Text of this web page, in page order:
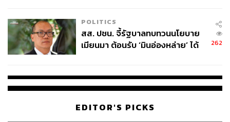
POLITICS
สส. ปชน. จี้รัฐบาลทบทวนนโยบาย
เมียนมา ต้อนรับ ‘มินอ่องหล่าย’ ได้
262
EDITOR'S PICKS